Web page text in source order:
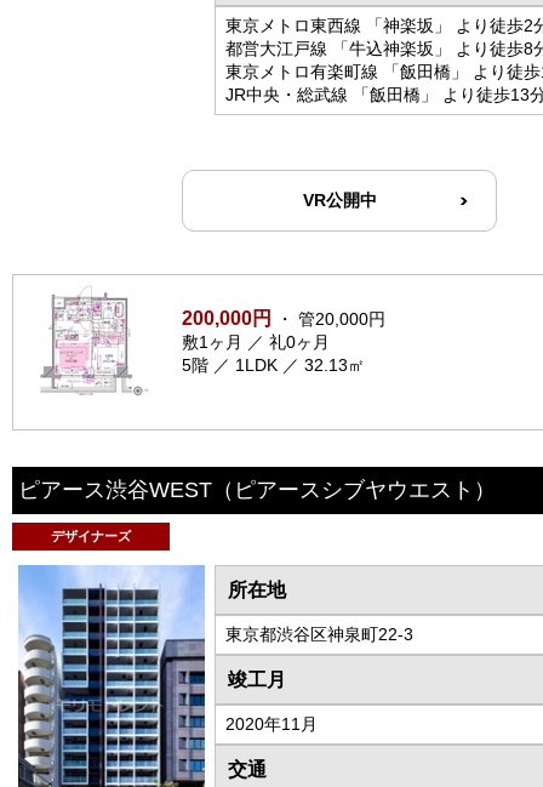
東京メトロ東西線 「神楽坂」 より徒歩2
都営大江戸線 「牛込神楽坂」 より徒歩8
東京メトロ有楽町線 「飯田橋」 より徒
JR中央・総武線 「飯田橋」 より徒歩13
VR公開中
200,000円
・ 管20,000円
敷1ヶ月 ／ 礼0ヶ月
5階 ／ 1LDK ／ 32.13㎡
ピアース渋谷WEST （ピアースシブヤウエスト）
デザイナーズ
所在地
東京都渋谷区神泉町22-3
竣工月
2020年11月
交通